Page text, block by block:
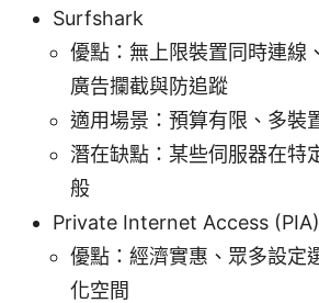
Surfshark
優點：無上限裝置同時連線
廣告攔截與防追蹤
適用場景：預算有限、多裝
潛在缺點：某些伺服器在特
般
Private Internet Access (PIA)
優點：經濟實惠、眾多設定
化空間